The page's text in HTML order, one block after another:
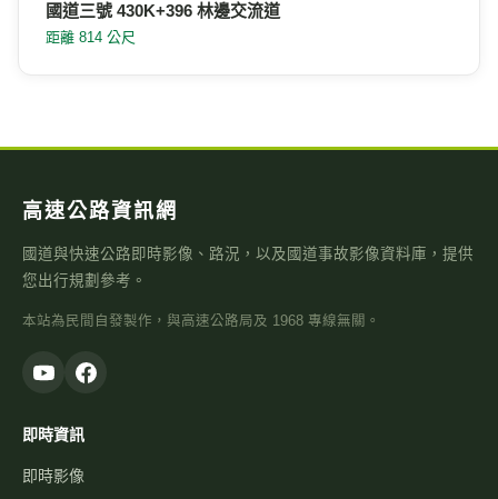
國道三號 430K+396 林邊交流道
距離 814 公尺
高速公路資訊網
國道與快速公路即時影像、路況，以及國道事故影像資料庫，提供
您出行規劃參考。
本站為民間自發製作，與高速公路局及 1968 專線無關。
即時資訊
即時影像